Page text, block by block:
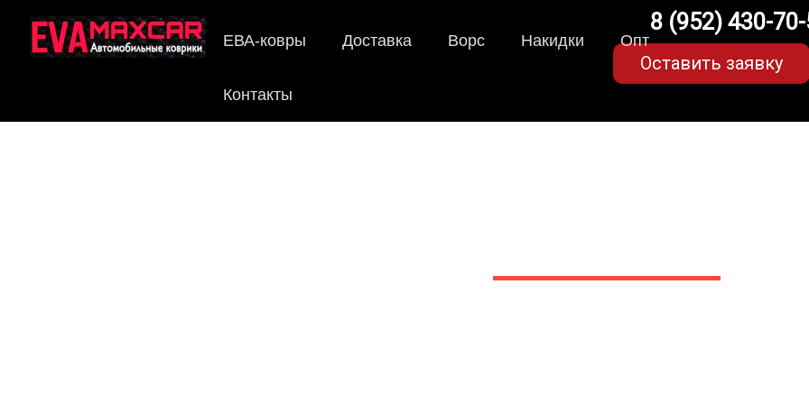
ЕВА-ковры Доставка Ворс Накидки Опт
Контакты
8 (952) 430-
Оставить заявку